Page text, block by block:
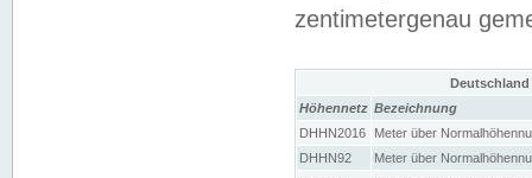
zentimetergenau
Höhennetz Bezeichnung
DHHN2016
Meter über
DHHN92
Meter über